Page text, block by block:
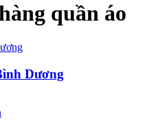
quần áo
Dương